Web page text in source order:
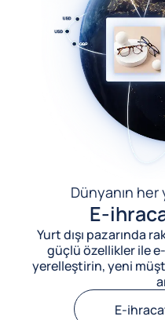
Dünyanın
E-
Yurt dışı pazarında
güçlü özellikler ile
yerelleştirin, yeni
E-